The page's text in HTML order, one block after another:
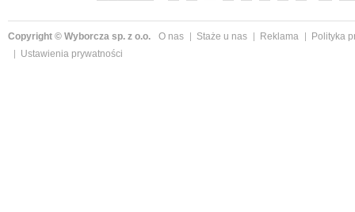
Copyright © Wyborcza sp. z o.o. O nas Staże u nas Reklama
Polityka
Ustawienia prywatności